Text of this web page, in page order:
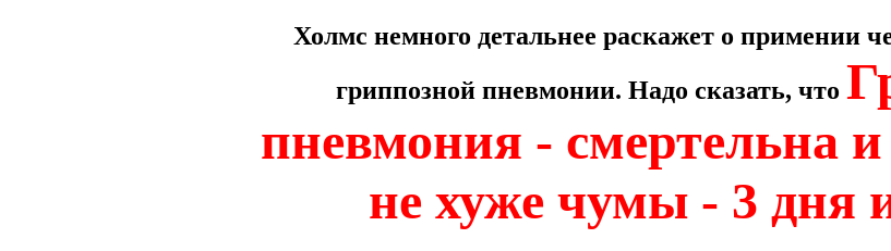
Холмс немного детальнее раскажет о примении
гриппозной пневмонии. Надо сказать, что
пневмония - смертельна
не хуже чумы - 3 дня